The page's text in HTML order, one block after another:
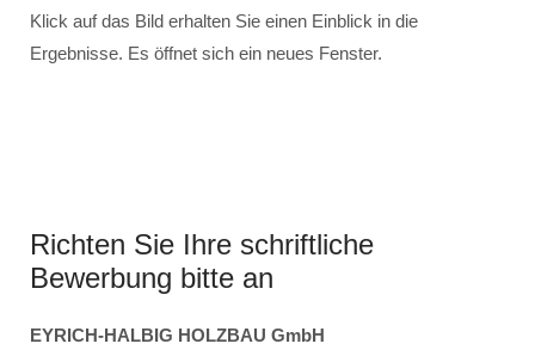
Klick auf das Bild erhalten Sie einen Einblick in die
Ergebnisse. Es öffnet sich ein neues Fenster.
Richten Sie Ihre schriftliche
Bewerbung bitte an
EYRICH-HALBIG HOLZBAU GmbH